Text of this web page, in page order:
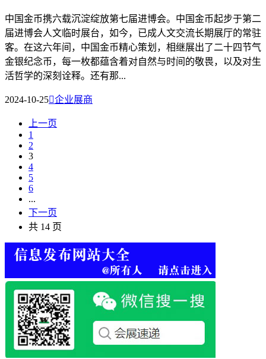
中国金币携六载沉淀绽放第七届进博会。中国金币起步于第二
届进博会人文临时展台，如今，已成人文交流长期展厅的常驻
客。在这六年间，中国金币精心策划，相继展出了二十四节气
金银纪念币，每一枚都蕴含着对自然与时间的敬畏，以及对生
活哲学的深刻诠释。还有那...
2024-10-25企业展商
上一页
1
2
3
4
5
6
...
下一页
共 14 页